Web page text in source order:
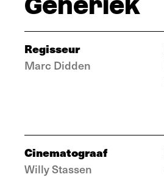
Regisseur
Marc Didden
Cinematograaf
Willy Stassen